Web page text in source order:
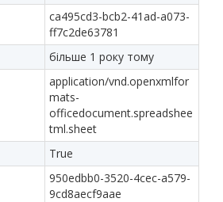
ca495cd3-bcb2-41ad-a073-
ff7c2de63781
більше 1 року тому
application/vnd.openxmlfor
mats-
officedocument.spreadshee
tml.sheet
True
950edbb0-3520-4cec-a579-
9cd8aecf9aae